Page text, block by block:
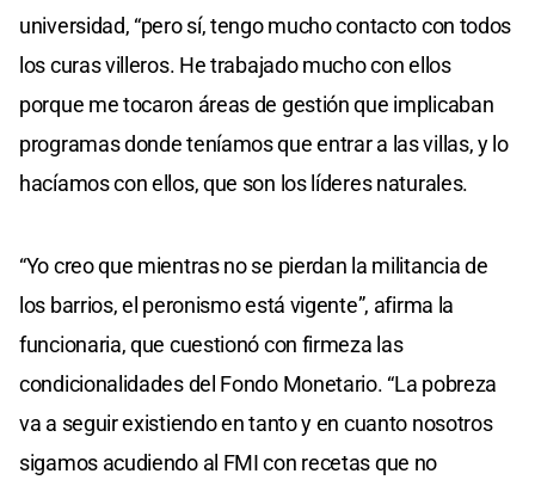
universidad, “pero sí, tengo mucho contacto con todos
los curas villeros. He trabajado mucho con ellos
porque me tocaron áreas de gestión que implicaban
programas donde teníamos que entrar a las villas, y lo
hacíamos con ellos, que son los líderes naturales.
“Yo creo que mientras no se pierdan la militancia de
los barrios, el peronismo está vigente”, afirma la
funcionaria, que cuestionó con firmeza las
condicionalidades del Fondo Monetario. “La pobreza
va a seguir existiendo en tanto y en cuanto nosotros
sigamos acudiendo al FMI con recetas que no